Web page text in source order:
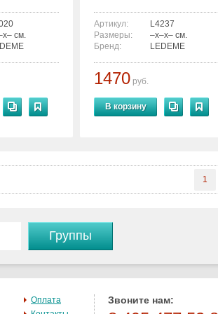
см.
Артикул:
L4237
Размеры:
–x–x– см.
Бренд:
LEDEME
1470 руб.
В корзину
1
Группы
Оплата
Звоните нам: